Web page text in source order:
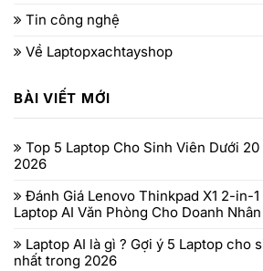
Tin công nghệ
Về Laptopxachtayshop
BÀI VIẾT MỚI
Top 5 Laptop Cho Sinh Viên Dưới
2026
Đánh Giá Lenovo Thinkpad X1 2-in-
Laptop AI Văn Phòng Cho Doanh
Laptop AI là gì ? Gợi ý 5 Laptop cho
nhất trong 2026